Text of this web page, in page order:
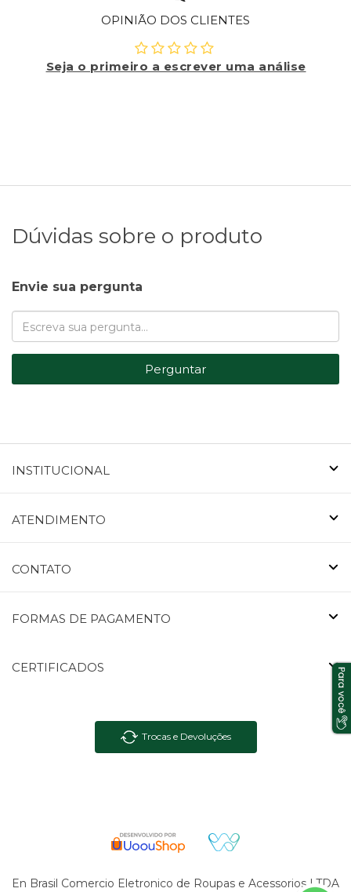
OPINIÃO DOS CLIENTES
Seja o primeiro a escrever uma análise
Dúvidas sobre o produto
Envie sua pergunta
Perguntar
INSTITUCIONAL
ATENDIMENTO
CONTATO
FORMAS DE PAGAMENTO
CERTIFICADOS
Trocas e Devoluções
En Brasil Comercio Eletronico de Roupas e Acessorios LTDA